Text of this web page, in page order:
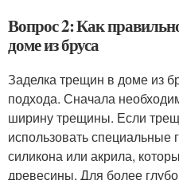
Вопрос 2: Как
доме из бруса
Заделка трещин в доме из
подхода. Сначала
ширину трещины. Если
использовать специальные
силикона или акрила,
древесины. Для более